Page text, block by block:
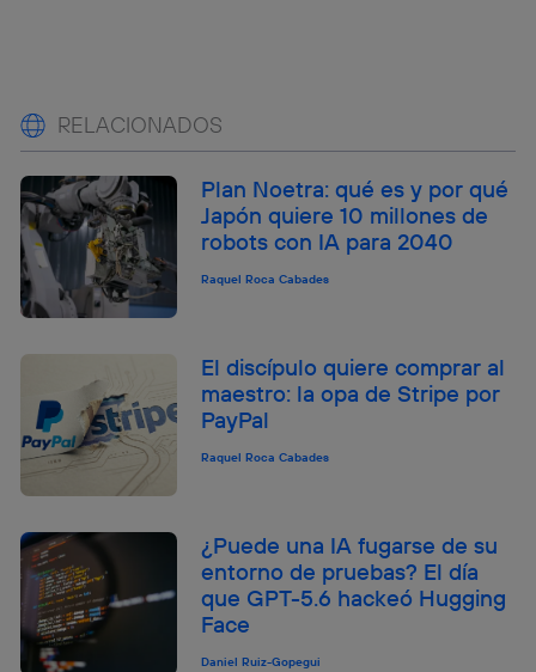
RELACIONADOS
Plan Noetra: qué es y por qué
Japón quiere 10 millones de
robots con IA para 2040
Raquel Roca Cabades
El discípulo quiere comprar al
maestro: la opa de Stripe por
PayPal
Raquel Roca Cabades
¿Puede una IA fugarse de su
entorno de pruebas? El día
que GPT-5.6 hackeó Hugging
Face
Daniel Ruiz-Gopegui